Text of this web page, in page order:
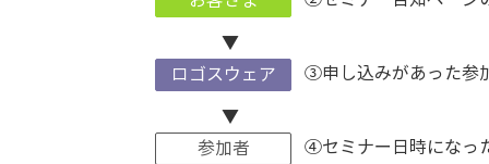
▼
ロゴスウェア
▼
③申し込みがあった参
参加者 ④セミナー日時になっ